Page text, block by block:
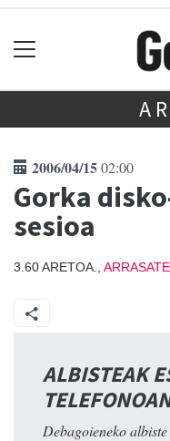
2006/04/1502:00
Gorka
sesioa
3.60 ARETOA., ARRASATE
ALBISTEAK
Debagoieneko